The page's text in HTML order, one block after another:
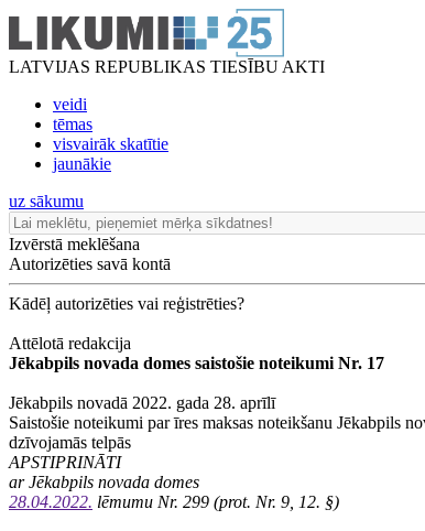
LATVIJAS REPUBLIKAS TIESĪBU AKTI
veidi
tēmas
visvairāk skatītie
jaunākie
uz sākumu
Izvērstā meklēšana
Autorizēties savā kontā
Kādēļ autorizēties vai reģistrēties?
Attēlotā redakcija
Jēkabpils novada domes saistošie noteikumi Nr. 17
Jēkabpils novadā 2022. gada 28. aprīlī
Saistošie noteikumi par īres maksas noteikšanu Jēkabpils
dzīvojamās telpās
APSTIPRINĀTI
ar Jēkabpils novada domes
28.04.2022. lēmumu Nr. 299 (prot. Nr. 9, 12. §)